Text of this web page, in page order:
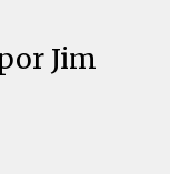
Jim